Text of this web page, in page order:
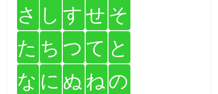
さ し すせ そ
た ち つ て と
な に ぬ ねの